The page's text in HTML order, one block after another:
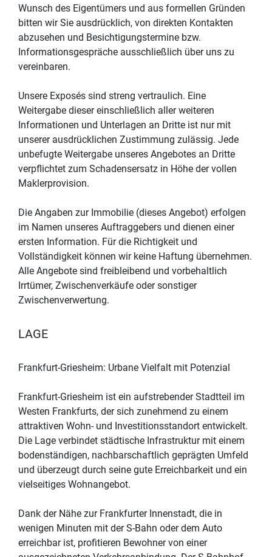
Wunsch des Eigentümers und aus formellen Gründen
bitten wir Sie ausdrücklich, von direkten Kontakten
abzusehen und Besichtigungstermine bzw.
Informationsgespräche ausschließlich über uns zu
vereinbaren.
Unsere Exposés sind streng vertraulich. Eine
Weitergabe dieser einschließlich aller weiteren
Informationen und Unterlagen an Dritte ist nur mit
unserer ausdrücklichen Zustimmung zulässig. Jede
unbefugte Weitergabe unseres Angebotes an Dritte
verpflichtet zum Schadensersatz in Höhe der vollen
Maklerprovision.
Die Angaben zur Immobilie (dieses Angebot) erfolgen
im Namen unseres Auftraggebers und dienen einer
ersten Information. Für die Richtigkeit und
Vollständigkeit können wir keine Haftung übernehmen.
Alle Angebote sind freibleibend und vorbehaltlich
Irrtümer, Zwischenverkäufe oder sonstiger
Zwischenverwertung.
LAGE
Frankfurt-Griesheim: Urbane Vielfalt mit Potenzial
Frankfurt-Griesheim ist ein aufstrebender Stadtteil im
Westen Frankfurts, der sich zunehmend zu einem
attraktiven Wohn- und Investitionsstandort entwickelt.
Die Lage verbindet städtische Infrastruktur mit einem
bodenständigen, nachbarschaftlich geprägten Umfeld
und überzeugt durch seine gute Erreichbarkeit und ein
vielseitiges Wohnangebot.
Dank der Nähe zur Frankfurter Innenstadt, die in
wenigen Minuten mit der S-Bahn oder dem Auto
erreichbar ist, profitieren Bewohner von einer